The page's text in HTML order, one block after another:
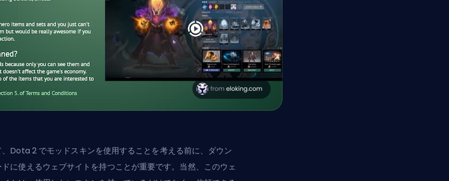
、Dota 2 でモッドスキンを使用することを考える前に、ダウン
に使えるウェブサイトを持つことが重要です。当然、このウェ